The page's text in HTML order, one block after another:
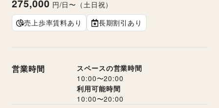
275,000 円/日〜（土日祝）
売上歩率賃料あり
長期割引あり
営業時間
スペースの営業時間
10:00〜20:00
利用可能時間
10:00〜20:00